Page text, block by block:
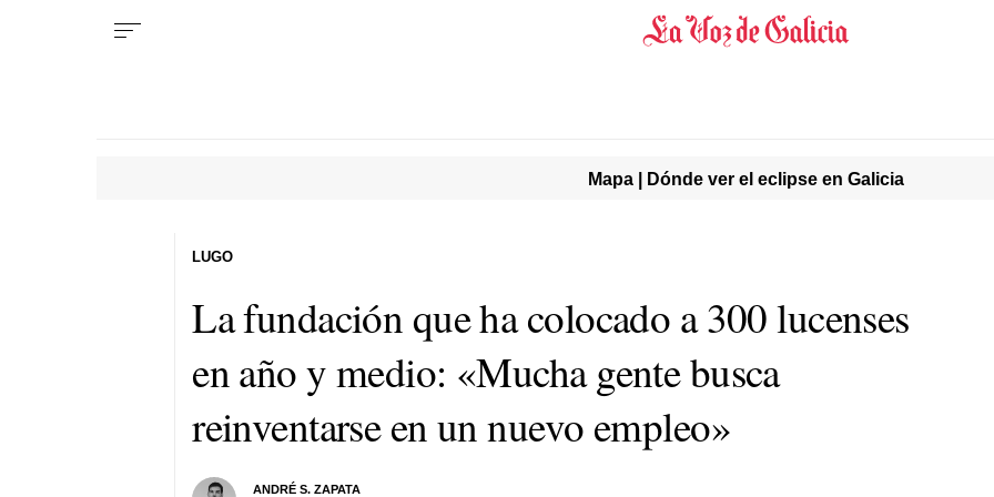
Mapa | Dónde ver el eclipse en Galicia
La fundación que ha colocado a 300 lucenses
en año y medio: «Mucha gente busca
reinventarse en un nuevo empleo»
ANDRÉ S. ZAPATA
LUGO